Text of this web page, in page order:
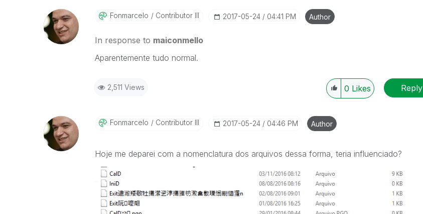
Fonmarcelo Contributor III ‎2017-05-24 04:41 PM Author
In response to maiconmello
Aparentemente tudo normal.
2,511 Views 0 Likes Reply
Fonmarcelo Contributor III ‎2017-05-24 04:46 PM Author
Hoje me deparei com a nomenclatura dos arquivos dessa forma, teria influenciado?